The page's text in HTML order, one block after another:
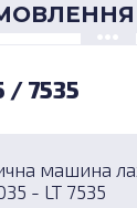
/ 7535
машина
- LT 7535